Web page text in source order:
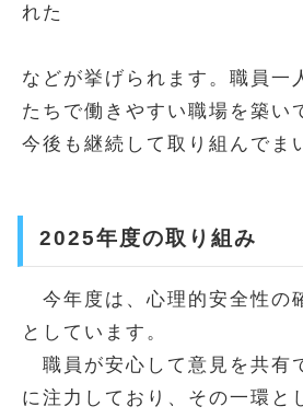
れた
などが挙げられます。職員一
たちで働きやすい職場を築い
今後も継続して取り組んでま
2025年度の取り組み
今年度は、心理的安全性の
としています。
職員が安心して意見を共有
に注力しており、その一環と